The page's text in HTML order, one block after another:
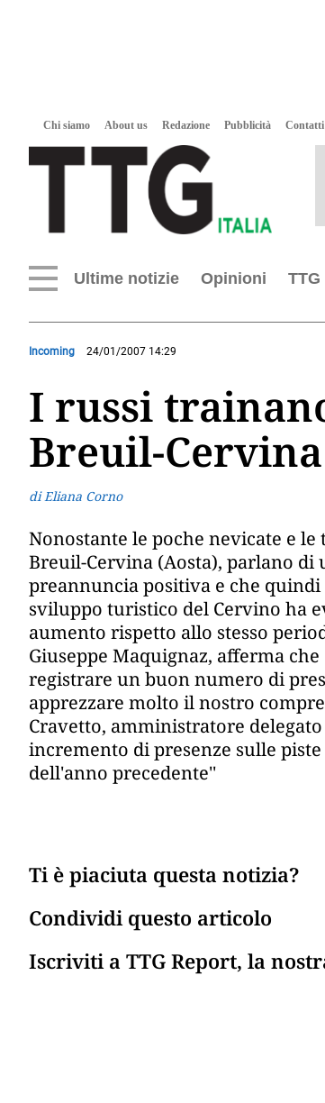
Chi siamo About us Redazione Pubblicità Contatti
Ultime notizie Opinioni
Incoming 24/01/2007 14:29
I russi
Breuil-Cervina
di Eliana Corno
Nonostante le poche nevicate e
Breuil-Cervina (Aosta), parlano di
preannuncia positiva e che
sviluppo turistico del Cervino ha
aumento rispetto allo stesso
Giuseppe Maquignaz, afferma
registrare un buon numero di
apprezzare molto il nostro
Cravetto, amministratore
incremento di presenze sulle
dell'anno precedente''
Ti è piaciuta questa notizia?
Condividi questo articolo
Iscriviti a TTG Report, la